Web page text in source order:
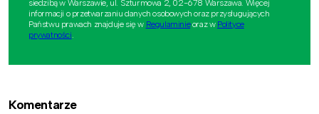
siedzibą w Warszawie, ul. Szturmowa 2, 02-678 Warszawa. Więcej
informacji o przetwarzaniu danych osobowych oraz przysługujących
Państwu prawach znajduje się w Regulaminieoraz w Polityce
prywatności
Komentarze